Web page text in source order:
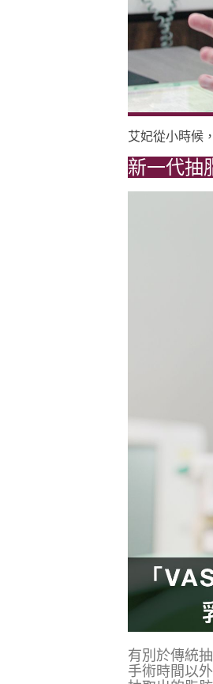
艾妃從小時候
新一代抽
有別於傳統
手術時間以